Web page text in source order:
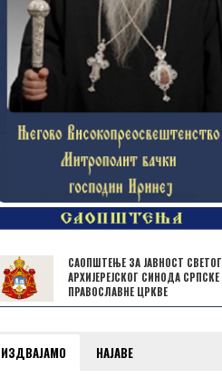
САОПШТЕЊЕ ЗА ЈАВНОСТ СВЕТОГ
АРХИЈЕРЕЈСКОГ СИНОДА СРПСКЕ
ПРАВОСЛАВНЕ ЦРКВЕ
ИЗДВАЈАМО НАЈАВЕ